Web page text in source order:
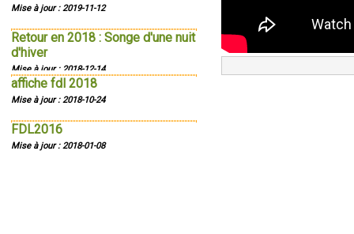
Mise à jour : 2019-11-12
Retour en 2018 : Songe d'une nuit
d'hiver
Mise à jour : 2018-12-14
affiche fdl 2018
Mise à jour : 2018-10-24
FDL2016
Mise à jour : 2018-01-08